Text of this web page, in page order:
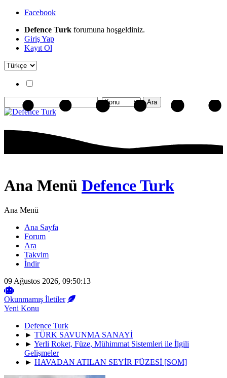
Facebook
Defence Turk forumuna hoşgeldiniz.
Giriş Yap
Kayıt Ol
Ana Menü Defence Turk
Ana Menü
Ana Sayfa
Forum
Ara
Takvim
İndir
09 Ağustos 2026, 09:50:13
Okunmamış İletiler
Yeni Konu
Defence Turk
► TÜRK SAVUNMA SANAYİ
► Yerli Roket, Füze, Mühimmat Sistemleri ile İlgili
Gelişmeler
► HAVADAN ATILAN SEYİR FÜZESİ [SOM]